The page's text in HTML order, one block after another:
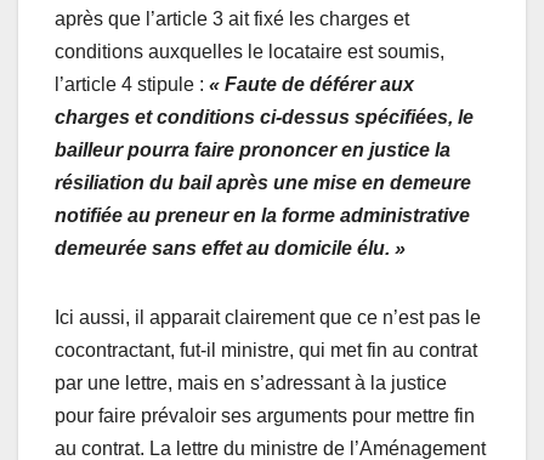
après que l’article 3 ait fixé les charges et
conditions auxquelles le locataire est soumis,
l’article 4 stipule : « Faute de déférer aux
charges et conditions ci-dessus spécifiées, le
bailleur pourra faire prononcer en justice la
résiliation du bail après une mise en demeure
notifiée au preneur en la forme administrative
demeurée sans effet au domicile élu. »
Ici aussi, il apparait clairement que ce n’est pas le
cocontractant, fut-il ministre, qui met fin au contrat
par une lettre, mais en s’adressant à la justice
pour faire prévaloir ses arguments pour mettre fin
au contrat. La lettre du ministre de l’Aménagement